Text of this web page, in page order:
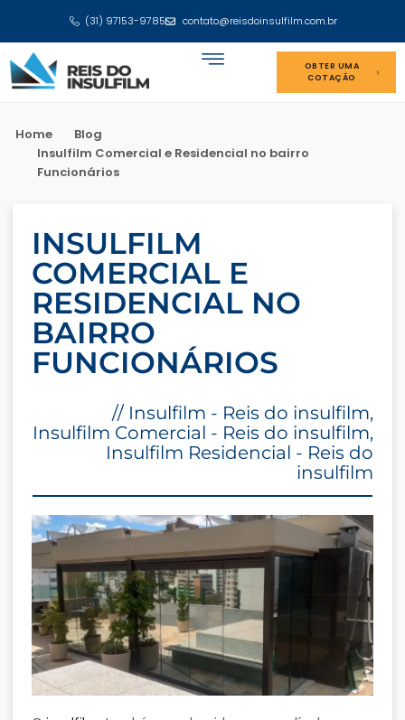
(31) 97153-9785 contato@reisdoinsulfilm.com.br
OBTER UMA
COTAÇÃO
Home
Blog
Insulfilm Comercial e Residencial no bairro
Funcionários
INSULFILM
COMERCIAL E
RESIDENCIAL NO
BAIRRO
FUNCIONÁRIOS
// Insulfilm - Reis do insulfilm,
Insulfilm Comercial - Reis do insulfilm,
Insulfilm Residencial - Reis do
insulfilm